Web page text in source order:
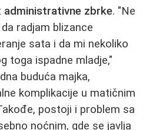
administrativne zbrke. "Ne
radjam blizance
sata i da mi nekoliko
toga ispadne mladje,"
buduća majka,
komplikacije u matičnim
postoji i problem sa
noćnim, gde se javlja